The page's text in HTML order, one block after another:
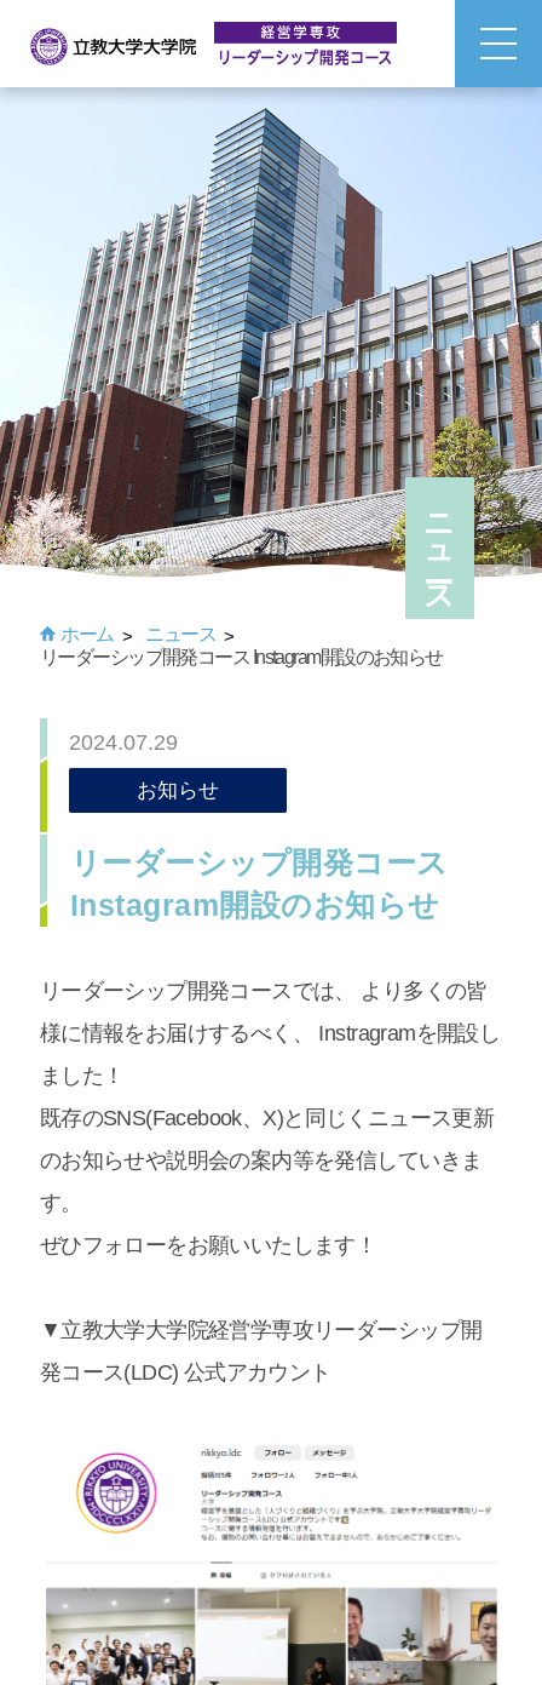
ニュース
ホーム
ニュース
リーダーシップ開発コース Instagram開設のお知らせ
2024.07.29
お知らせ
リーダーシップ開発コース
Instagram開設のお知らせ
リーダーシップ開発コースでは、 より多くの皆
様に情報をお届けするべく、 Instragramを開設し
ました！
既存のSNS(Facebook、X)と同じくニュース更新
のお知らせや説明会の案内等を発信していきま
す。
ぜひフォローをお願いいたします！
▼立教大学大学院経営学専攻リーダーシップ開
発コース(LDC) 公式アカウント